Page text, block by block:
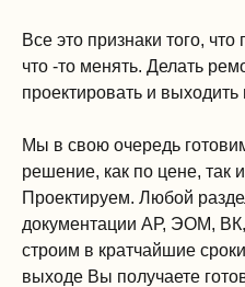
Все это признаки того,
что -то менять. Делать
проектировать и
Мы в свою очередь
решение, как по цене, так
Проектируем. Любой
документации АР, ЭОМ,
строим в кратчайшие
выходе Вы получаете